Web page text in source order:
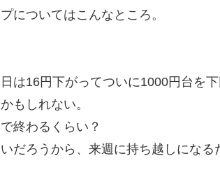
についてはこんなところ。
は16円下がってついに1000円台を下
もしれない。
終わるくらい？
だろうから、来週に持ち越しになる